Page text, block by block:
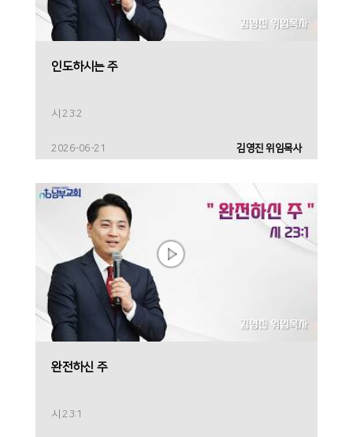
인도하시는 주
시 23:2
2026-06-21 김영진 위임목사
완전하신 주
시 23:1